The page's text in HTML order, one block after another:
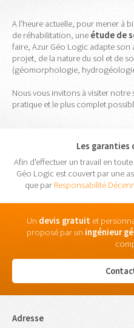
A l'heure actuelle, pour mener à
de réhabilitation, une étude de
faire, Azur Géo Logic adapte
projet, de la nature du sol et de
(géomorphologie,
Nous vous invitons à visiter notre
pratique et le plus complet
Les garanties
Afin d'effectuer un travail en
Géo Logic est couvert par une
que par Responsabilité
Un devis gratuit et
proposé par un ingénieur
Adresse